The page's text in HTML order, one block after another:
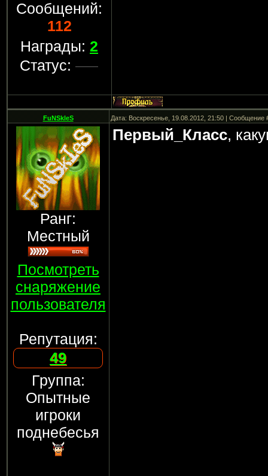
Сообщений:
112
Награды: 2
Статус:
FuNSkIeS Дата: Воскресенье, 19.08.2012, 21:50 | Сообщение
Ранг:
Местный
Посмотреть
снаряжение
пользователя
Репутация:
49
Группа:
Опытные
игроки
поднебесья
Первый_Класс,